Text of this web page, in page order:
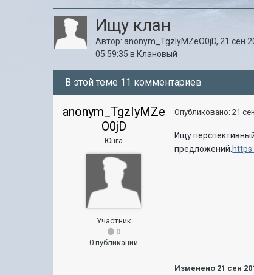
Ищу клан
Автор:anonym_TgzIyMZeO0jD, 21 сен
05:59:35 в Клановый
В этой теме 11 комментариев
anonym_TgzIyMZe
O0jD
Юнга
Участник
0
0 публикаций
Опубликовано:21
Ищу
предложений.
Изменено 21 сен